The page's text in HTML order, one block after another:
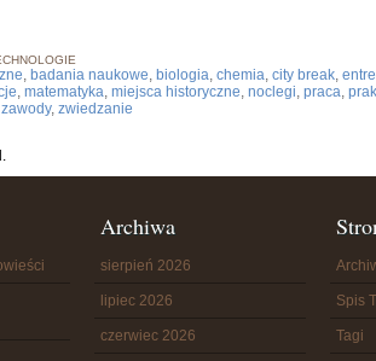
, badania naukowe, biologia, chemia, city break,
, matematyka, miejsca historyczne, noclegi, praca,
zawody, zwiedzanie
Archiwa
sierpień 2026
lipiec 2026
czerwiec 2026
Spis
Tagi